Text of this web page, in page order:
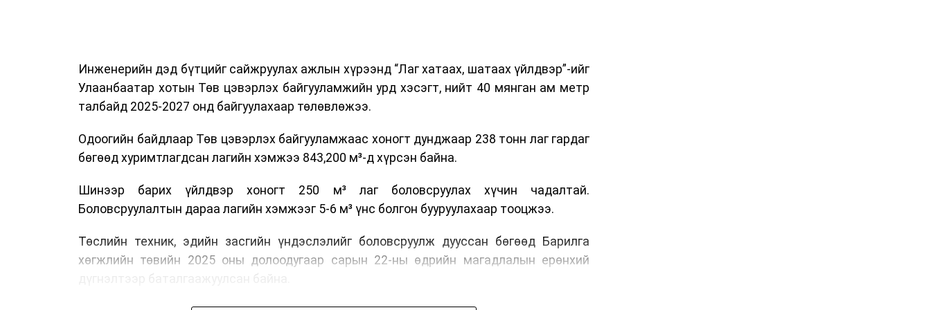
Уг сургалт нь COP17-ын үеэр зочид, төлөөлөгчдийн тээврийн үйлчилгээг аюулгүй,
шуурхай, зохион байгуулалттай явуулах, үйлчилгээний нэгдсэн стандарт, сахилга
хариуцлагыг хэвшүүлэх бэлтгэл ажлын нэг хэсэг гэж
мэдээллээ.
Инженерийн дэд бүтцийг сайжруулах ажлын хүрээнд “Лаг хатаах, шатаах үйлдвэр”-ийг
Улаанбаатар хотын Төв цэвэрлэх байгууламжийн урд хэсэгт, нийт 40 мянган ам метр
талбайд 2025-2027 онд байгуулахаар төлөвлөжээ.
Одоогийн байдлаар Төв цэвэрлэх байгууламжаас хоногт дунджаар 238 тонн лаг гардаг
бөгөөд хуримтлагдсан лагийн хэмжээ 843,200 м³-д хүрсэн байна.
Шинээр барих үйлдвэр хоногт 250 м³ лаг боловсруулах хүчин чадалтай.
Боловсруулалтын дараа лагийн хэмжээг 5-6 м³ үнс болгон бууруулахаар тооцжээ.
Төслийн техник, эдийн засгийн үндэслэлийг боловсруулж дууссан бөгөөд Барилга
хөгжлийн төвийн 2025 оны долоодугаар сарын 22-ны өдрийн магадлалын ерөнхий